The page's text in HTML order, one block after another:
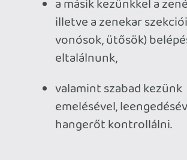
A művészeti dizájn kellemes atmoszférát
teremt, miközben a látványvilág idővel
bőven túlszárnyalja a játékmenethez
elvárt funkcionalitási nívót. Kezdetben
csupán egy hagyományos színpadon
játszhatunk az allonge-parókát viselő
oldschool zenekarunkkal, de az
előrehaladásunkkal fokozatosan
megnyíló testreszabási lehetőségek